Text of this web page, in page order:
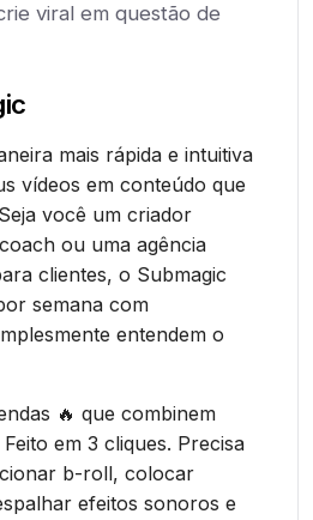
viral em questão de
mais rápida e intuitiva
vídeos em conteúdo que
você um criador
ou uma agência
clientes, o Submagic
semana com
entendem o
🔥 que combinem
em 3 cliques. Precisa
b-roll, colocar
efeitos sonoros e